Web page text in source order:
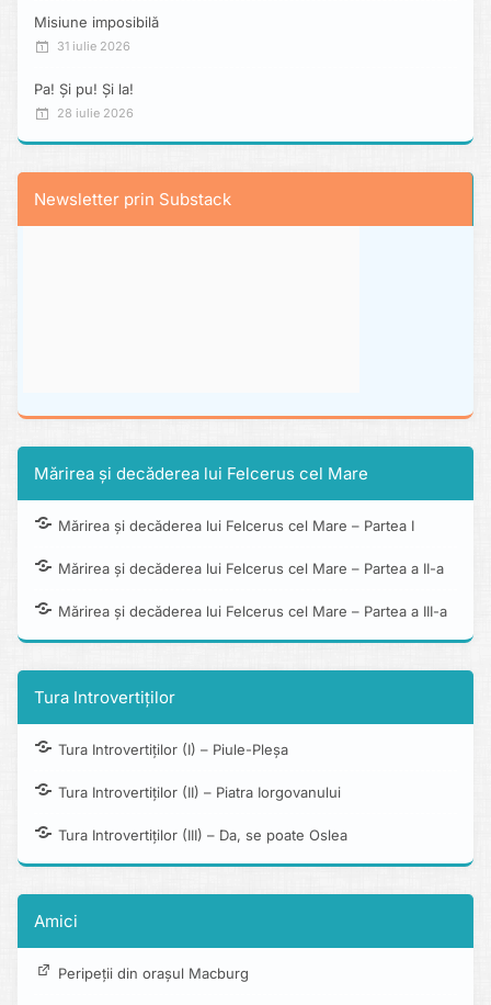
Misiune imposibilă
31 iulie 2026
Pa! Și pu! Și la!
28 iulie 2026
Newsletter prin Substack
Mărirea și decăderea lui Felcerus cel Mare
Mărirea și decăderea lui Felcerus cel Mare – Partea I
Mărirea și decăderea lui Felcerus cel Mare – Partea a II-a
Mărirea și decăderea lui Felcerus cel Mare – Partea a III-a
Tura Introvertiților
Tura Introvertiților (I) – Piule-Pleșa
Tura Introvertiților (II) – Piatra Iorgovanului
Tura Introvertiților (III) – Da, se poate Oslea
Amici
Peripeții din orașul Macburg